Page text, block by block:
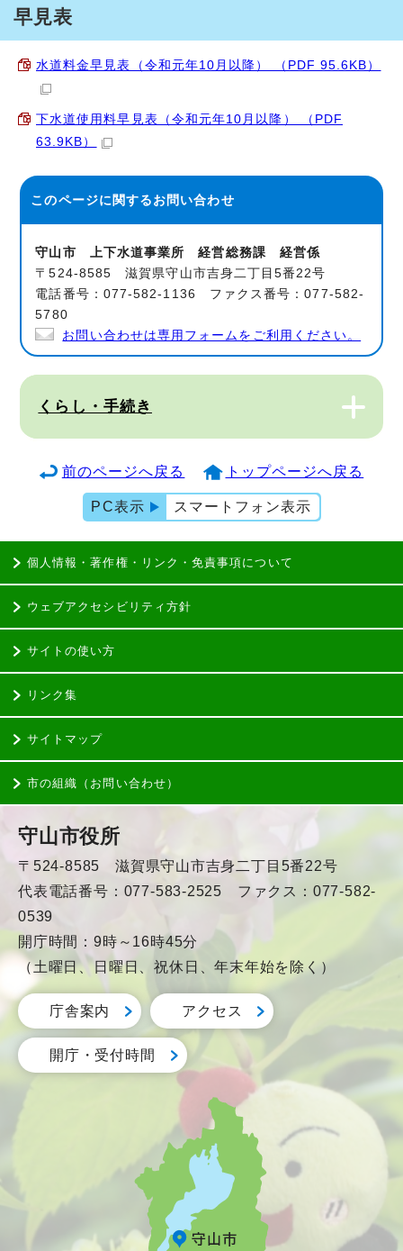
早見表
水道料金早見表（令和元年10月以降） （PDF 95.6KB）
下水道使用料早見表（令和元年10月以降） （PDF
63.9KB）
このページに関するお問い合わせ
守山市 上下水道事業所 経営総務課 経営係
〒524-8585 滋賀県守山市吉身二丁目5番22号
電話番号：077-582-1136 ファクス番号：077-582-
5780
お問い合わせは専用フォームをご利用ください。
くらし・手続き
前のページへ戻る トップページへ戻る
PC表示 スマートフォン表示
個人情報・著作権・リンク・免責事項について
ウェブアクセシビリティ方針
サイトの使い方
リンク集
サイトマップ
市の組織（お問い合わせ）
守山市役所
〒524-8585 滋賀県守山市吉身二丁目5番22号
代表電話番号：077-583-2525 ファクス：077-582-
0539
開庁時間：9時～16時45分
（土曜日、日曜日、祝休日、年末年始を除く）
庁舎案内 アクセス
開庁・受付時間